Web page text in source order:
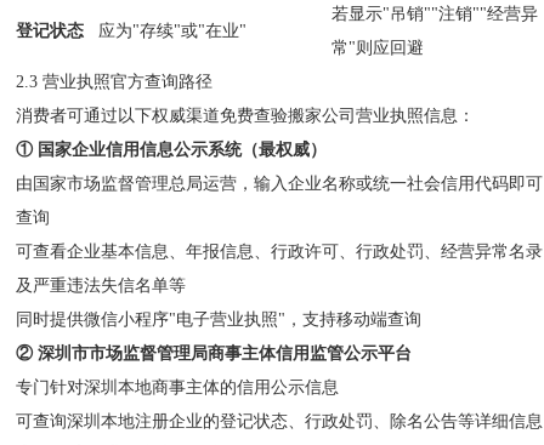
登记状态 应为"存续"或"在业"
若显示"吊销""注销""经营异
常"则应回避
2.3 营业执照官方查询路径
消费者可通过以下权威渠道免费查验搬家公司营业执照信息：
① 国家企业信用信息公示系统（最权威）
由国家市场监督管理总局运营，输入企业名称或统一社会信用代码即可
查询
可查看企业基本信息、年报信息、行政许可、行政处罚、经营异常名录
及严重违法失信名单等
同时提供微信小程序"电子营业执照"，支持移动端查询
② 深圳市市场监督管理局商事主体信用监管公示平台
专门针对深圳本地商事主体的信用公示信息
可查询深圳本地注册企业的登记状态、行政处罚、除名公告等详细信息